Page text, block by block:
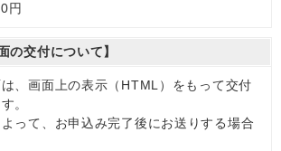
円
の交付について】
、画面上の表示（HTML）をもって交付
。
って、お申込み完了後にお送りする場合